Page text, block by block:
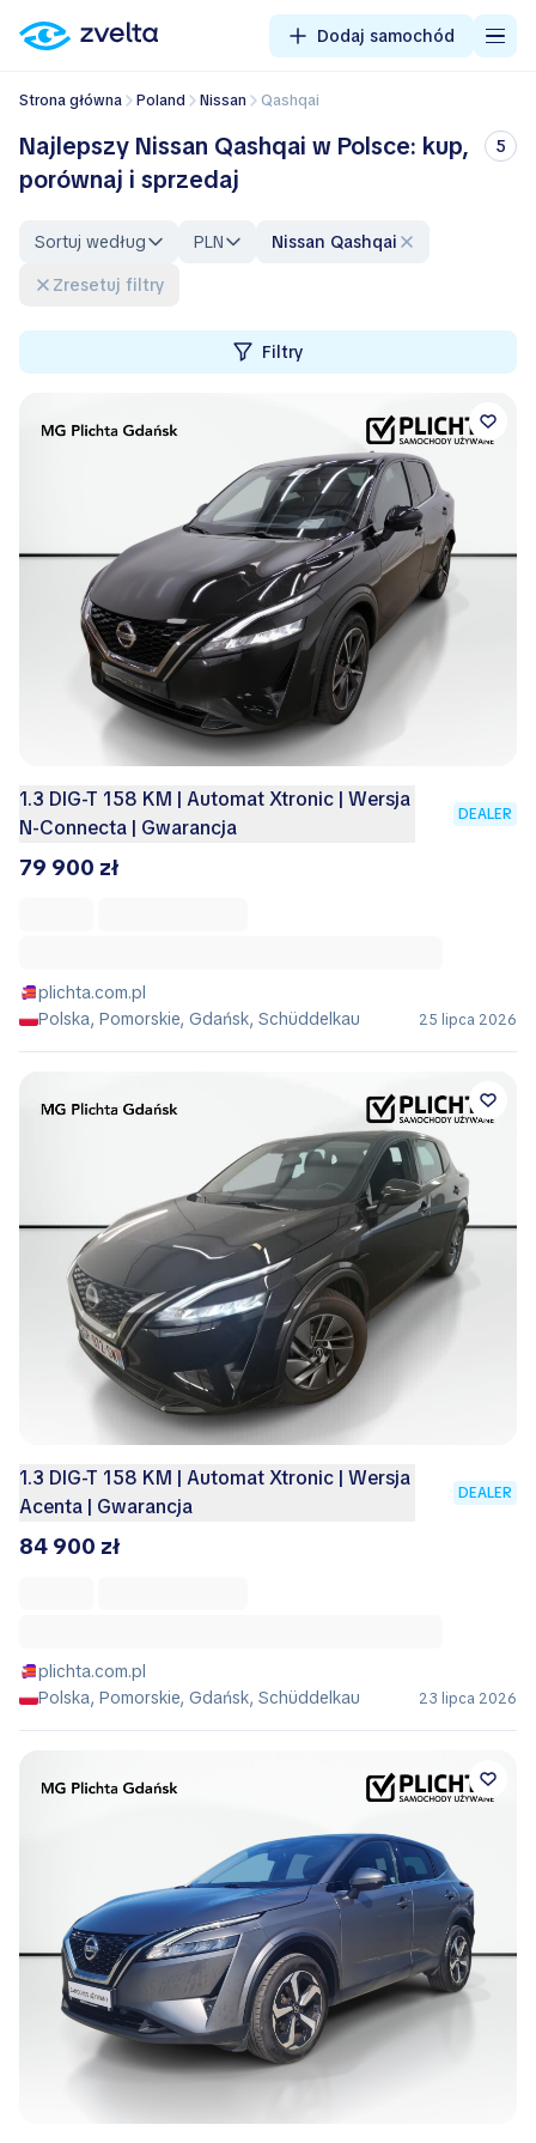
Dodaj samochód
Strona główna Poland Nissan Qashqai
Najlepszy Nissan Qashqai w Polsce: kup,
porównaj i sprzedaj
5
Sortuj według PLN
Nissan Qashqai
Zresetuj filtry
Filtry
1.3 DIG-T 158 KM | Automat Xtronic | Wersja
N-Connecta | Gwarancja
DEALER
79 900 zł
plichta.com.pl
Polska, Pomorskie, Gdańsk, Schüddelkau
25 lipca 2026
1.3 DIG-T 158 KM | Automat Xtronic | Wersja
Acenta | Gwarancja
DEALER
84 900 zł
plichta.com.pl
Polska, Pomorskie, Gdańsk, Schüddelkau
23 lipca 2026